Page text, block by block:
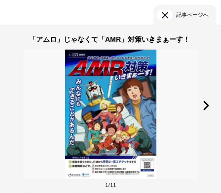
記事ページへ
「アムロ」じゃなくて「AMR」対策いきまぁーす！
1/11